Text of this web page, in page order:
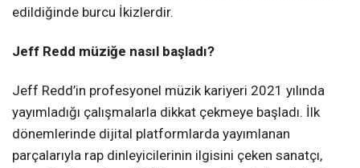
edildiğinde burcu İkizlerdir.
Jeff Redd müziğe nasıl başladı?
Jeff Redd’in profesyonel müzik kariyeri 2021 yılında
yayımladığı çalışmalarla dikkat çekmeye başladı. İlk
dönemlerinde dijital platformlarda yayımlanan
parçalarıyla rap dinleyicilerinin ilgisini çeken sanatçı,